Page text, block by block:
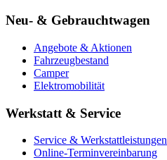
Neu- & Gebrauchtwagen
Angebote & Aktionen
Fahrzeugbestand
Camper
Elektromobilität
Werkstatt & Service
Service & Werkstattleistungen
Online-Terminvereinbarung